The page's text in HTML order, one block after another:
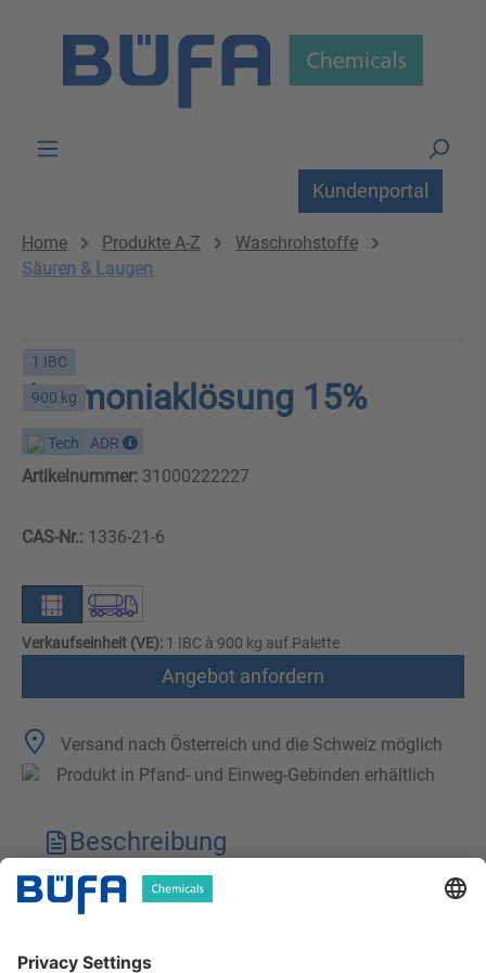
Kundenportal
Home Produkte A-Z
Waschrohstoffe
Säuren & Laugen
1 IBC
900 kg
Ammoniaklösung 15%
Tech ADR
Artikelnummer: 31000222227
CAS-Nr.: 1336-21-6
Verkaufseinheit (VE): 1 IBC à 900 kg auf Palette
Angebot anfordern
Versand nach Österreich und die Schweiz möglich
Produkt in Pfand- und Einweg-Gebinden erhältlich
Beschreibung
Technische Merkmale